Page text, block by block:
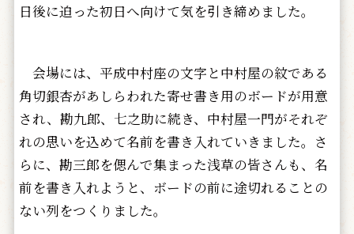
日後に迫った初日へ向けて気を引き締めました。
会場には、平成中村座の文字と中村屋の紋である
角切銀杏があしらわれた寄せ書き用のボードが用意
され、勘九郎、七之助に続き、中村屋一門がそれぞ
れの思いを込めて名前を書き入れていきました。さ
らに、勘三郎を偲んで集まった浅草の皆さんも、名
前を書き入れようと、ボードの前に途切れることの
ない列をつくりました。